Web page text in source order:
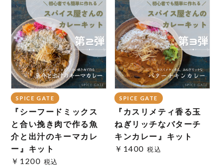
SPICE GATE
『シーフードミックス
と合い挽き肉で作る魚
介と出汁のキーマカレ
ー』キット
￥1200 税込
SPICE GATE
『カスリメティ香る玉
ねぎリッチなバターチ
キンカレー』キット
￥1400 税込